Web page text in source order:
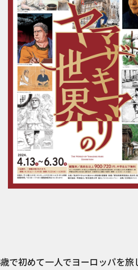
で初めて一人でヨーロッパを